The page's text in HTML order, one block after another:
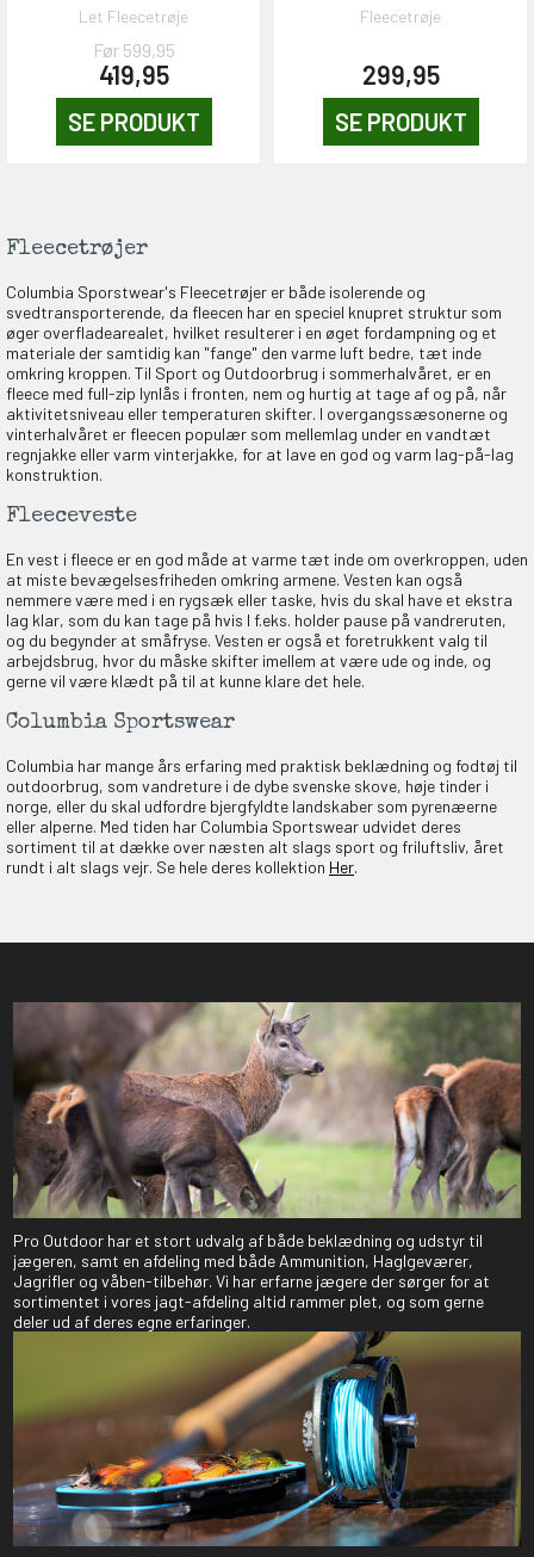
Let Fleecetrøje
Før 599,95
419,95
SE PRODUKT
Fleecetrøje
299,95
SE PRODUKT
Fleecetrøjer
Columbia Sporstwear's Fleecetrøjer er både isolerende og
svedtransporterende, da fleecen har en speciel knupret struktur som
øger overfladearealet, hvilket resulterer i en øget fordampning og et
materiale der samtidig kan "fange" den varme luft bedre, tæt inde
omkring kroppen. Til Sport og Outdoorbrug i sommerhalvåret, er en
fleece med full-zip lynlås i fronten, nem og hurtig at tage af og på, når
aktivitetsniveau eller temperaturen skifter. I overgangssæsonerne og
vinterhalvåret er fleecen populær som mellemlag under en vandtæt
regnjakke eller varm vinterjakke, for at lave en god og varm lag-på-lag
konstruktion.
Fleeceveste
En vest i fleece er en god måde at varme tæt inde om overkroppen, uden
at miste bevægelsesfriheden omkring armene. Vesten kan også
nemmere være med i en rygsæk eller taske, hvis du skal have et ekstra
lag klar, som du kan tage på hvis I f.eks. holder pause på vandreruten,
og du begynder at småfryse. Vesten er også et foretrukkent valg til
arbejdsbrug, hvor du måske skifter imellem at være ude og inde, og
gerne vil være klædt på til at kunne klare det hele.
Columbia Sportswear
Columbia har mange års erfaring med praktisk beklædning og fodtøj til
outdoorbrug, som vandreture i de dybe svenske skove, høje tinder i
norge, eller du skal udfordre bjergfyldte landskaber som pyrenæerne
eller alperne. Med tiden har Columbia Sportswear udvidet deres
sortiment til at dække over næsten alt slags sport og friluftsliv, året
rundt i alt slags vejr. Se hele deres kollektion Her.
Pro Outdoor har et stort udvalg af både beklædning og udstyr til
jægeren, samt en afdeling med både Ammunition, Haglgeværer,
Jagrifler og våben-tilbehør. Vi har erfarne jægere der sørger for at
sortimentet i vores jagt-afdeling altid rammer plet, og som gerne
deler ud af deres egne erfaringer.